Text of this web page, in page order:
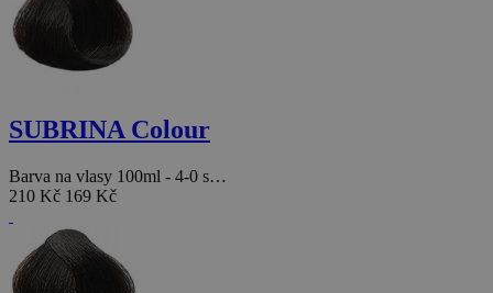
SUBRINA Colour
Barva na vlasy 100ml - 4-0 s…
210 Kč 169 Kč